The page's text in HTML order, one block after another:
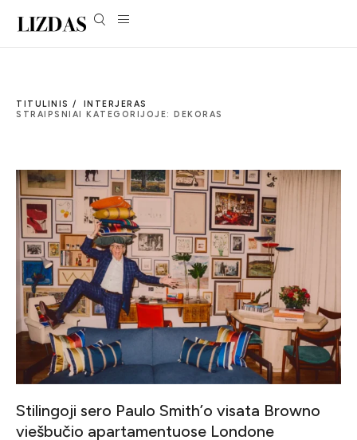
TITULINIS /
INTERJERAS
STRAIPSNIAI KATEGORIJOJE: DEKORAS
Stilingoji sero Paulo Smith’o visata Browno
viešbučio apartamentuose Londone